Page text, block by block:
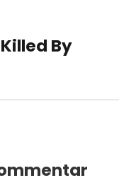
By